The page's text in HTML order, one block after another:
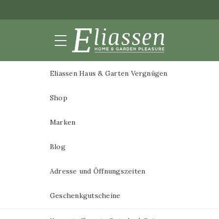
Eliassen Haus & Garten Vergnügen
Shop
Marken
Blog
Adresse und Öffnungszeiten
Geschenkgutscheine
Gemälde
Wanddekoration
Bronzestatuen
Sockel